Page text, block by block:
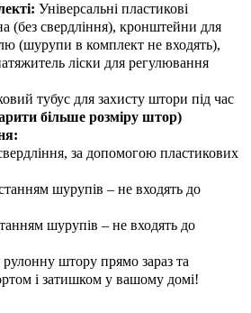
Універсальні пластикові
(без свердління), кронштейни для
(шурупи в комплект не входять),
ліски для регулювання
тубус для захисту штори під час
більше розміру штор)
за допомогою пластикових
шурупів – не входять до
шурупів – не входять до
штору прямо зараз та
і затишком у вашому домі!